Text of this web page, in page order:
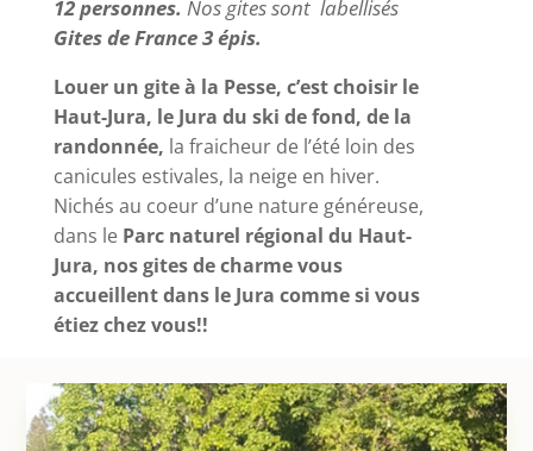
12 personnes. Nos gites sont labellisés
Gites de France 3 épis.
Louer un gite à la Pesse, c’est choisir le
Haut-Jura, le Jura du ski de fond, de la
randonnée, la fraicheur de l’été loin des
canicules estivales, la neige en hiver.
Nichés au coeur d’une nature généreuse,
dans le Parc naturel régional du Haut-
Jura, nos gites de charme vous
accueillent dans le Jura comme si vous
étiez chez vous!!